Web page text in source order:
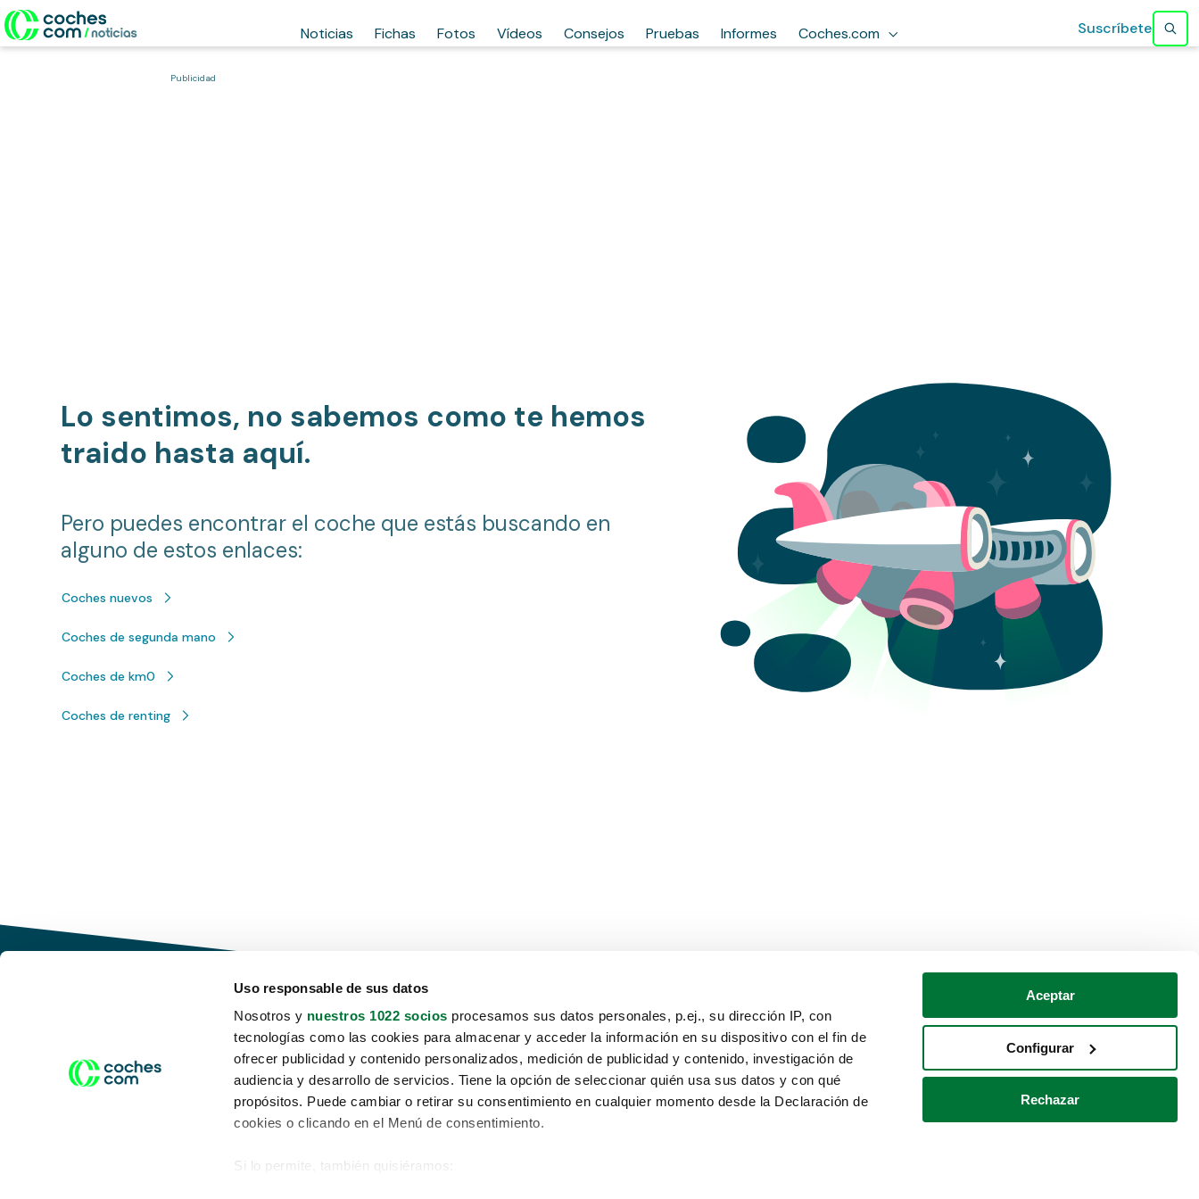
Uso responsable de sus datos
Nosotros y nuestros 1022 socios procesamos sus datos personales, p.ej., su dirección IP, con
tecnologías como las cookies para almacenar y acceder la información en su dispositivo con el fin de
ofrecer publicidad y contenido personalizados, medición de publicidad y contenido, investigación de
audiencia y desarrollo de servicios. Tiene la opción de seleccionar quién usa sus datos y con qué
propósitos. Puede cambiar o retirar su consentimiento en cualquier momento desde la Declaración de
cookies o clicando en el Menú de consentimiento.
Si lo permite, también quisiéramos:
Aceptar
Configurar
Rechazar
Noticias Fichas Fotos Vídeos Consejos Pruebas Informes Coches.com Suscríbete
Publicidad
Lo sentimos, no sabemos como te hemos
traido hasta aquí.
Pero puedes encontrar el coche que estás buscando en
alguno de estos enlaces:
Coches nuevos
Coches de segunda mano
Coches de km0
Coches de renting
Conduce tu futuro,
desata tu movilidad